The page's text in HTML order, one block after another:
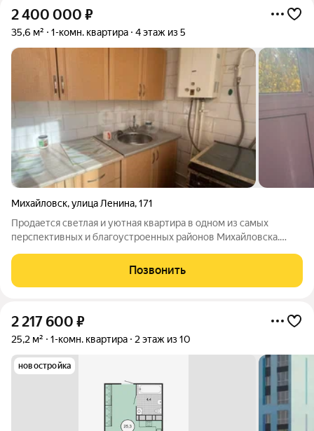
2 400 000 ₽
35,6 м² 1-комн. квартира 4 этаж из 5
Михайловск,улица Ленина,171
Продается светлая и уютная квартира в одном из самых
перспективных и благоустроенных районов Михайловска.
необходимой инфраструктуры: общеобразовательной школы
и детских садов, супермаркетов «Пятерочка» и
Позвонить
2 217 600 ₽
25,2 м² 1-комн. квартира 2 этаж из 10
новостройка